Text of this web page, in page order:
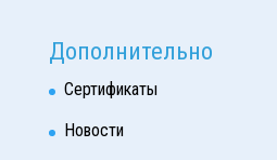
Дополнительно
Сертификаты
Новости